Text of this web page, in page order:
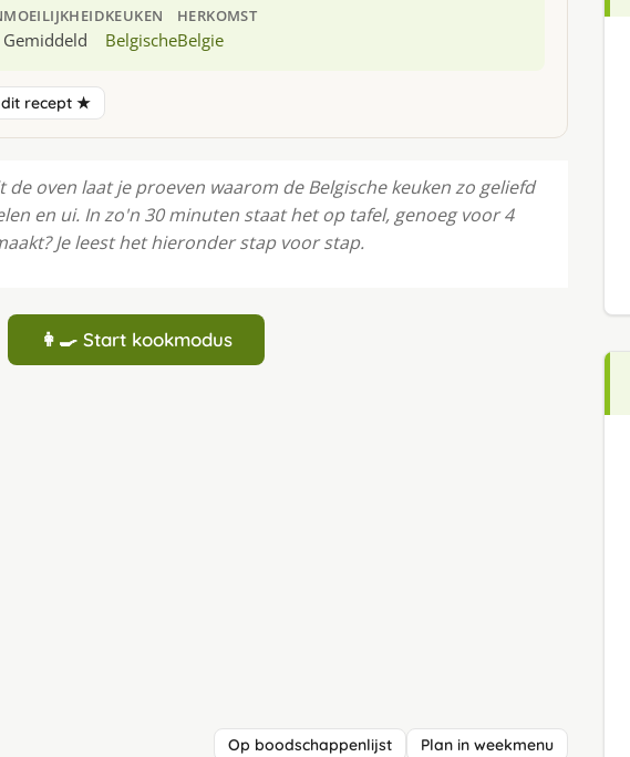
MOEILIJKHEID
Gemiddeld
KEUKEN
Belgische
HERKOMST
Belgie
recept ★
oven laat je proeven waarom de Belgische keuken zo geliefd
en ui. In zo'n 30 minuten staat het op tafel, genoeg voor 4
Je leest het hieronder stap voor stap.
👩‍🍳 Start kookmodus
Op boodschappenlijst Plan in weekmenu